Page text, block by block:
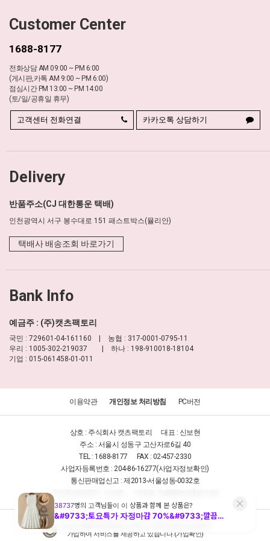
Customer Center
1688-8177
전화상담 AM 09:00 ~ PM 6:00
(게시판,카톡 AM 9:00 ~ PM 6:00)
점심시간 PM 13:00 ~ PM 14:00
(토/일/공휴일 휴무)
고객센터 전화연결 카카오톡 상담하기
Delivery
반품주소(CJ 대한통운 택배)
인천광역시 서구 봉수대로 151 패스트박스(뮬리안)
택배사 배송조회 바로가기
Bank Info
예금주 : (주)캣츠팩토리
국민 : 729601-04-161160 | 농협 : 317-0001-0795-11
우리 : 1005-302-219037 | 하나 : 198-910018-18104
기업 : 015-061458-01-011
이용약관 개인정보 처리방침 PC버전
상호 : 주식회사 캣츠팩토리
대표 : 신보현
주소 : 서울시 성동구 고산자로6길 40
TEL : 1688-8177
FAX : 02-457-2330
사업자등록번호 : 204-86-16277(사업자정보확인)
통신판매업신고 : 제2013-서울성동-0032호
개인정보담당자 : 신보현
가입하여 서비스를 제공하고 있습니다.(가입확인)